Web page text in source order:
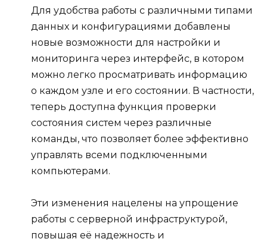
Для удобства работы с различными типами
данных и конфигурациями добавлены
новые возможности для настройки и
мониторинга через интерфейс, в котором
можно легко просматривать информацию
о каждом узле и его состоянии. В частности,
теперь доступна функция проверки
состояния систем через различные
команды, что позволяет более эффективно
управлять всеми подключенными
компьютерами.
Эти изменения нацелены на упрощение
работы с серверной инфраструктурой,
повышая её надежность и